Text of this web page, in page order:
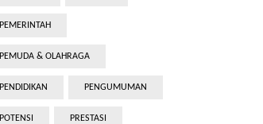
PEMERINTAH
PEMUDA & OLAHRAGA
PENDIDIKAN PENGUMUMAN
POTENSI PRESTASI